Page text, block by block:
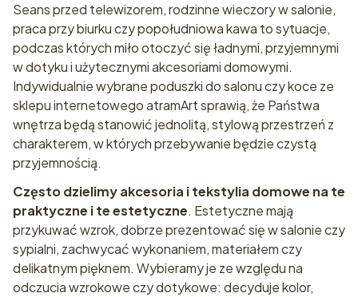
Seans przed telewizorem, rodzinne wieczory w salonie,
praca przy biurku czy popołudniowa kawa to sytuacje,
podczas których miło otoczyć się ładnymi, przyjemnymi
w dotyku i użytecznymi akcesoriami domowymi.
Indywidualnie wybrane poduszki do salonu czy koce ze
sklepu internetowego atramArt sprawią, że Państwa
wnętrza będą stanowić jednolitą, stylową przestrzeń z
charakterem, w których przebywanie będzie czystą
przyjemnością.
Często dzielimy akcesoria i tekstylia domowe na te
praktyczne i te estetyczne. Estetyczne mają
przykuwać wzrok, dobrze prezentować się w salonie czy
sypialni, zachwycać wykonaniem, materiałem czy
delikatnym pięknem. Wybieramy je ze względu na
odczucia wzrokowe czy dotykowe: decyduje kolor,